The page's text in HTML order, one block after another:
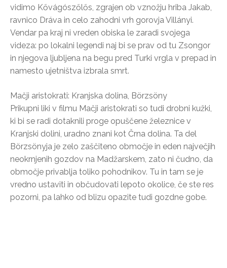
vidimo Kővágószőlős, zgrajen ob vznožju hriba Jakab,
ravnico Dráva in celo zahodni vrh gorovja Villányi.
Vendar pa kraj ni vreden obiska le zaradi svojega
videza: po lokalni legendi naj bi se prav od tu Zsongor
in njegova ljubljena na begu pred Turki vrgla v prepad in
namesto ujetništva izbrala smrt.
Mačji aristokrati: Kranjska dolina, Börzsöny
Prikupni liki v filmu Mačji aristokrati so tudi drobni kužki,
ki bi se radi dotaknili proge opuščene železnice v
Kranjski dolini, uradno znani kot Črna dolina. Ta del
Börzsönyja je zelo zaščiteno območje in eden največjih
neokrnjenih gozdov na Madžarskem, zato ni čudno, da
območje privablja toliko pohodnikov. Tu in tam se je
vredno ustaviti in občudovati lepoto okolice, če ste res
pozorni, pa lahko od blizu opazite tudi gozdne gobe.